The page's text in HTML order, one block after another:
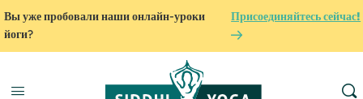
Вы уже пробовали наши онлайн-уроки
йоги?
Присоединяйтесь сейчас!